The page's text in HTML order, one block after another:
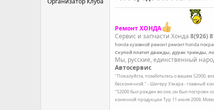
Ремонт ХОНДА
Сервис и запчасти Хонда 8(926)
hondaкузовной ремонтремонт honda
Скупой платит дважды, дурак трижды,
Мы, русские, единственный
Автосервис
"Пожалуйста, позаботьтесь о вашем S2000,
бесконечной." - Шигеру Уэхара - главный
"S2000 был рожден во сне, он был построен
конечной продукции Тур 11 июля 2009,